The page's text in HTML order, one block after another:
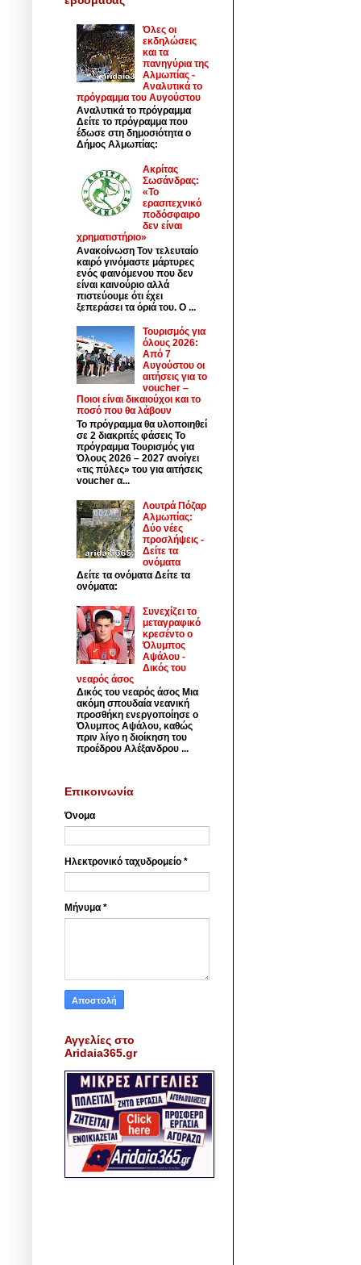
Όλες οι
εκδηλώσεις
και τα
πανηγύρια της
Αλμωπίας -
Αναλυτικά το
πρόγραμμα του Αυγούστου
Αναλυτικά το πρόγραμμα
Δείτε το πρόγραμμα που
έδωσε στη δημοσιότητα ο
Δήμος Αλμωπίας:
Ακρίτας
Σωσάνδρας:
«Το
ερασιτεχνικό
ποδόσφαιρο
δεν είναι
χρηματιστήριο»
Ανακοίνωση Τον τελευταίο
καιρό γινόμαστε μάρτυρες
ενός φαινόμενου που δεν
είναι καινούριο αλλά
πιστεύουμε ότι έχει
ξεπεράσει τα όριά του. Ο ...
Τουρισμός για
όλους 2026:
Από 7
Αυγούστου οι
αιτήσεις για το
voucher –
Ποιοι είναι δικαιούχοι και το
ποσό που θα λάβουν
Το πρόγραμμα θα υλοποιηθεί
σε 2 διακριτές φάσεις Το
πρόγραμμα Τουρισμός για
Όλους 2026 – 2027 ανοίγει
«τις πύλες» του για αιτήσεις
voucher α...
Λουτρά Πόζαρ
Αλμωπίας:
Δύο νέες
προσλήψεις -
Δείτε τα
ονόματα
Δείτε τα ονόματα Δείτε τα
ονόματα:
Συνεχίζει το
μεταγραφικό
κρεσέντο ο
Όλυμπος
Αψάλου -
Δικός του
νεαρός άσος
Δικός του νεαρός άσος Μια
ακόμη σπουδαία νεανική
προσθήκη ενεργοποίησε ο
Όλυμπος Αψάλου, καθώς
πριν λίγο η διοίκηση του
προέδρου Αλέξανδρου ...
Επικοινωνία
Όνομα
Ηλεκτρονικό ταχυδρομείο *
Μήνυμα *
Αγγελίες στο
Aridaia365.gr